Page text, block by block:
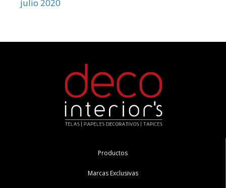
julio 2020
Productos
Marcas Exclusivas